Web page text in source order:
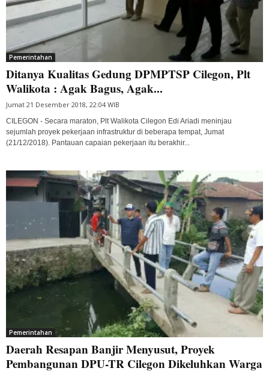
Pemerintahan
Ditanya Kualitas Gedung DPMPTSP Cilegon, Plt
Walikota : Agak Bagus, Agak...
Jumat 21 Desember 2018, 22:04 WIB
CILEGON - Secara maraton, Plt Walikota Cilegon Edi Ariadi meninjau
sejumlah proyek pekerjaan infrastruktur di beberapa tempat, Jumat
(21/12/2018). Pantauan capaian pekerjaan itu berakhir...
Pemerintahan
Daerah Resapan Banjir Menyusut, Proyek
Pembangunan DPU-TR Cilegon Dikeluhkan Warga